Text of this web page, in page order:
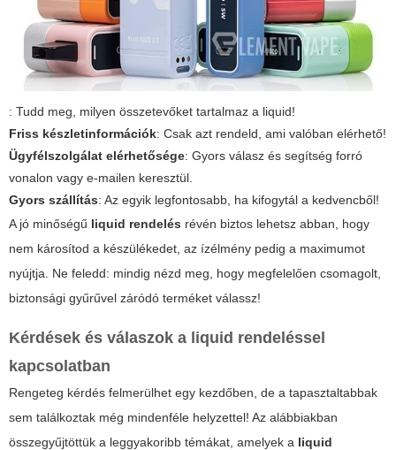
: Tudd meg, milyen összetevőket tartalmaz a liquid!
Friss készletinformációk: Csak azt rendeld, ami valóban elérhető!
Ügyfélszolgálat elérhetősége: Gyors válasz és segítség forró
vonalon vagy e-mailen keresztül.
Gyors szállítás: Az egyik legfontosabb, ha kifogytál a kedvencből!
A jó minőségű liquid rendelés révén biztos lehetsz abban, hogy
nem károsítod a készülékedet, az ízélmény pedig a maximumot
nyújtja. Ne feledd: mindig nézd meg, hogy megfelelően csomagolt,
biztonsági gyűrűvel záródó terméket válassz!
Kérdések és válaszok a liquid rendeléssel
kapcsolatban
Rengeteg kérdés felmerülhet egy kezdőben, de a tapasztaltabbak
sem találkoztak még mindenféle helyzettel! Az alábbiakban
összegyűjtöttük a leggyakoribb témákat, amelyek a liquid